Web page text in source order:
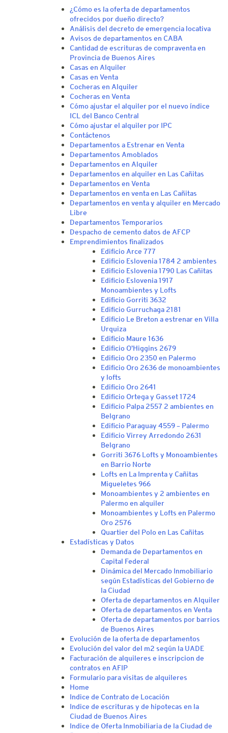
¿Cómo es la oferta de departamentos
ofrecidos por dueño directo?
Análisis del decreto de emergencia locativa
Avisos de departamentos en CABA
Cantidad de escrituras de compraventa en
Provincia de Buenos Aires
Casas en Alquiler
Casas en Venta
Cocheras en Alquiler
Cocheras en Venta
Cómo ajustar el alquiler por el nuevo índice
ICL del Banco Central
Cómo ajustar el alquiler por IPC
Contáctenos
Departamentos a Estrenar en Venta
Departamentos Amoblados
Departamentos en Alquiler
Departamentos en alquiler en Las Cañitas
Departamentos en Venta
Departamentos en venta en Las Cañitas
Departamentos en venta y alquiler en Mercado
Libre
Departamentos Temporarios
Despacho de cemento datos de AFCP
Emprendimientos finalizados
Edificio Arce 777
Edificio Eslovenia 1784 2 ambientes
Edificio Eslovenia 1790 Las Cañitas
Edificio Eslovenia 1917
Monoambientes y Lofts
Edificio Gorriti 3632
Edificio Gurruchaga 2181
Edificio Le Breton a estrenar en Villa
Urquiza
Edificio Maure 1636
Edificio O’Higgins 2679
Edificio Oro 2350 en Palermo
Edificio Oro 2636 de monoambientes
y lofts
Edificio Oro 2641
Edificio Ortega y Gasset 1724
Edificio Palpa 2557 2 ambientes en
Belgrano
Edificio Paraguay 4559 – Palermo
Edificio Virrey Arredondo 2631
Belgrano
Gorriti 3676 Lofts y Monoambientes
en Barrio Norte
Lofts en La Imprenta y Cañitas
Migueletes 966
Monoambientes y 2 ambientes en
Palermo en alquiler
Monoambientes y Lofts en Palermo
Oro 2576
Quartier del Polo en Las Cañitas
Estadísticas y Datos
Demanda de Departamentos en
Capital Federal
Dinámica del Mercado Inmobiliario
según Estadísticas del Gobierno de
la Ciudad
Oferta de departamentos en Alquiler
Oferta de departamentos en Venta
Oferta de departamentos por barrios
de Buenos Aires
Evolución de la oferta de departamentos
Evolución del valor del m2 según la UADE
Facturación de alquileres e inscripcion de
contratos en AFIP
Formulario para visitas de alquileres
Home
Indice de Contrato de Locación
Indice de escrituras y de hipotecas en la
Ciudad de Buenos Aires
Indice de Oferta Inmobiliaria de la Ciudad de